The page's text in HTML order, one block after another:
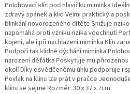
Polohovací klín pod hlavičku miminka
zdravý spánek a klid Velmi praktický a
blinkání novorozeného dítěte Snižuje
napomáhá proti vzniku rizika vdechnutí
kojení, ale i při nachlazení miminka Klín
Podpoří tak klidné dýchání miminka
narození děťátka Poskytuje mu
okolí Díky osvědčenému úhlu podporuje i
Povlak na klínu lze prát v pračce
klínu se sejme Rozměr: 30 x 37 x 7cm